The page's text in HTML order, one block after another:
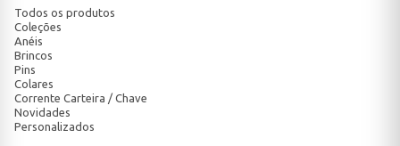
Todos os produtos
Coleções
Anéis
Brincos
Pins
Colares
Corrente Carteira / Chave
Novidades
Personalizados